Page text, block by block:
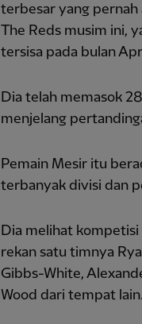
terbesar yang
The Reds musim ini,
tersisa pada bulan
Dia telah memasok
menjelang
Pemain Mesir itu
terbanyak divisi dan
Dia melihat
rekan satu timnya
Gibbs-White,
Wood dari tempat lain.